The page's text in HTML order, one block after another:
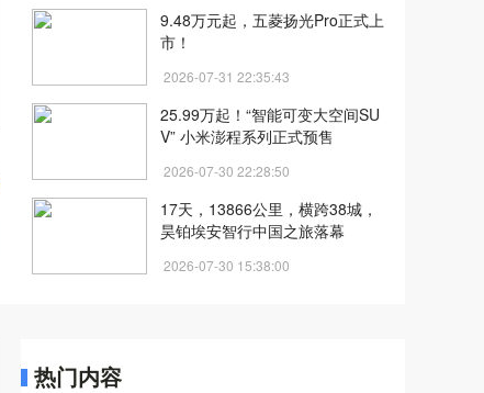
9.48万元起，五菱扬光Pro正式上
市！
2026-07-31 22:35:43
25.99万起！“智能可变大空间SU
V” 小米澎程系列正式预售
2026-07-30 22:28:50
17天，13866公里，横跨38城，
昊铂埃安智行中国之旅落幕
2026-07-30 15:38:00
热门内容